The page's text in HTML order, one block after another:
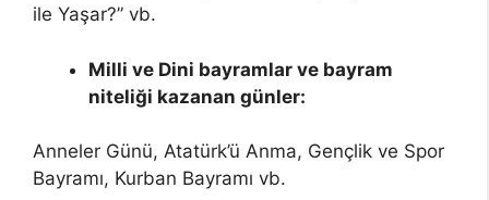
ile Yaşar?” vb.
Milli ve Dini bayramlar ve bayram
niteliği kazanan günler:
Anneler Günü, Atatürk’ü Anma, Gençlik ve Spor
Bayramı, Kurban Bayramı vb.